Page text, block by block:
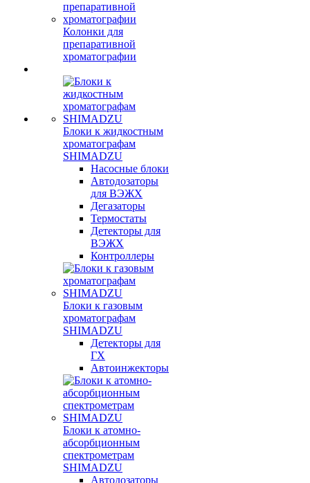
Колонки для
препаративной
хроматографии
Блоки к жидкостным
хроматографам
SHIMADZU
Насосные блоки
Автодозаторы
для ВЭЖХ
Дегазаторы
Термостаты
Детекторы для
ВЭЖХ
Контроллеры
Блоки к газовым
хроматографам
SHIMADZU
Детекторы для
ГХ
Автоинжекторы
Блоки к атомно-
абсорбционным
спектрометрам
SHIMADZU
Автодозаторы